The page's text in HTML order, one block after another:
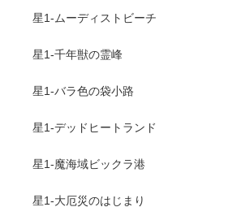
星1-ムーディストビーチ
星1-千年獣の霊峰
星1-バラ色の袋小路
星1-デッドヒートランド
星1-魔海域ビックラ港
星1-大厄災のはじまり